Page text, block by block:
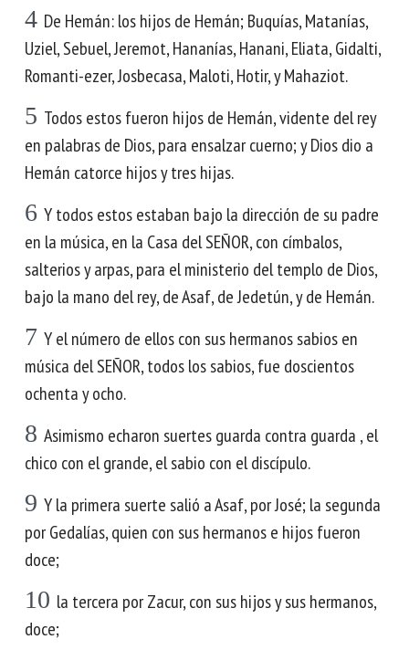
4 De Hemán: los hijos de Hemán; Buquías, Matanías,
Uziel, Sebuel, Jeremot, Hananías, Hanani, Eliata, Gidalti,
Romanti-ezer, Josbecasa, Maloti, Hotir, y Mahaziot.
5 Todos estos fueron hijos de Hemán, vidente del rey
en palabras de Dios, para ensalzar cuerno; y Dios dio a
Hemán catorce hijos y tres hijas.
6 Y todos estos estaban bajo la dirección de su padre
en la música, en la Casa del SEÑOR, con címbalos,
salterios y arpas, para el ministerio del templo de Dios,
bajo la mano del rey, de Asaf, de Jedetún, y de Hemán.
7 Y el número de ellos con sus hermanos sabios en
música del SEÑOR, todos los sabios, fue doscientos
ochenta y ocho.
8 Asimismo echaron suertes guarda contra guarda , el
chico con el grande, el sabio con el discípulo.
9 Y la primera suerte salió a Asaf, por José; la segunda
por Gedalías, quien con sus hermanos e hijos fueron
doce;
10 la tercera por Zacur, con sus hijos y sus hermanos,
doce;